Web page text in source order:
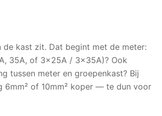
kast zit. Dat begint met de meter:
35A, of 3×25A / 3×35A)? Ook
tussen meter en groepenkast? Bij
6mm² of 10mm² koper — te dun voor